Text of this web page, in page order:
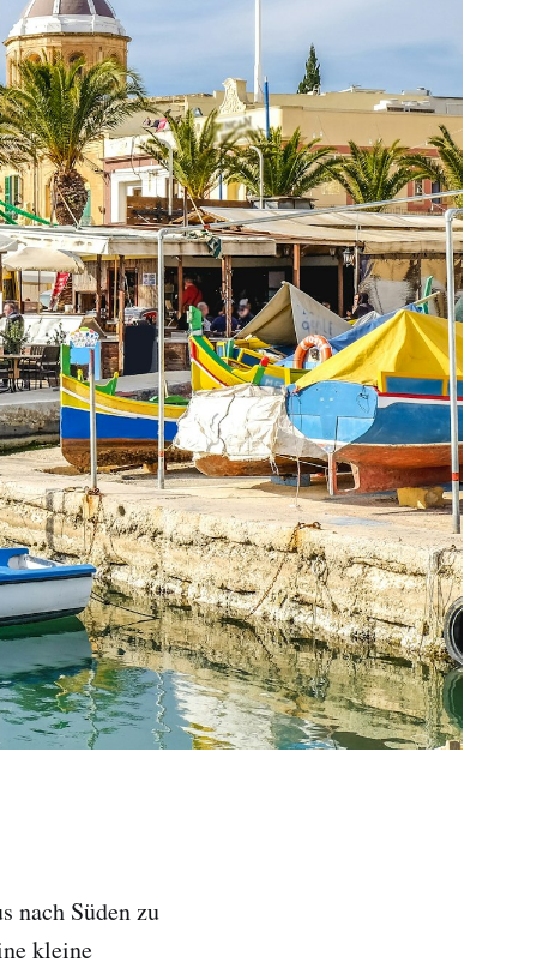
nach Süden zu
kleine